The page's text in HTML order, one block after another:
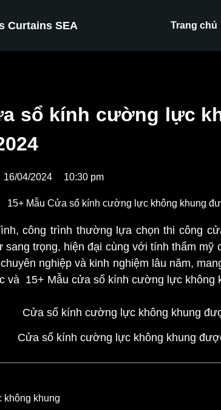
Curtains SEA Trang chủ
sổ kính cường lực
16/04/2024 10:30 pm
công trình thường lựa chọn thi công
sang trọng, hiện đại cùng với tính thẩm
nghiệp và kinh nghiệm lâu năm,
và 15+ Mẫu cửa sổ kính cường lực không
Cửa sổ kính cường lực không khung
khung